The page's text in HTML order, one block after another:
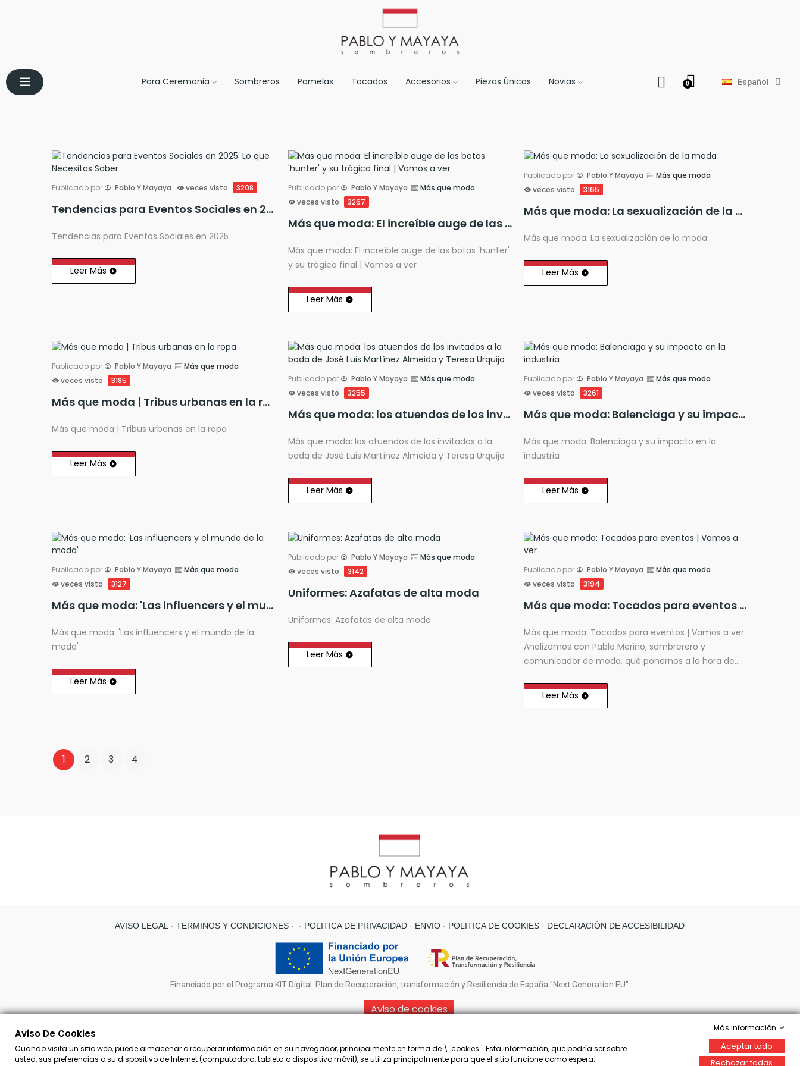
Para Ceremonia Sombreros Pamelas Tocados Accesorios Piezas Únicas Novias Español
Publicado por Pablo Y Mayaya veces visto 3208
Tendencias para Eventos Sociales en 2025: Lo que Necesitas Saber
Tendencias para Eventos Sociales en 2025
Leer Más
Publicado por Pablo Y Mayaya
Más que moda
veces visto
3267
Más que moda: El increíble auge de las botas 'hunter' y su trágico final | Vamos a ver
Más que moda: El increíble auge de las botas 'hunter'
y su trágico final | Vamos a ver
Leer Más
Publicado por Pablo Y Mayaya
Más que moda
veces visto
3165
Más que moda: La sexualización de la moda
Más que moda: La sexualización de la moda
Leer Más
Publicado por Pablo Y Mayaya
Más que moda
veces visto
3185
Más que moda | Tribus urbanas en la ropa
Más que moda | Tribus urbanas en la ropa
Leer Más
Publicado por Pablo Y Mayaya
Más que moda
veces visto
3255
Más que moda: los atuendos de los invitados a la boda de José Luis Martínez Almeida y Teresa Urquijo
Más que moda: los atuendos de los invitados a la
boda de José Luis Martínez Almeida y Teresa Urquijo
Leer Más
Publicado por Pablo Y Mayaya
Más que moda
veces visto
3261
Más que moda: Balenciaga y su impacto en la industria
Más que moda: Balenciaga y su impacto en la
industria
Leer Más
Publicado por Pablo Y Mayaya
Más que moda
veces visto
3127
Más que moda: 'Las influencers y el mundo de la moda'
Más que moda: 'Las influencers y el mundo de la
moda'
Leer Más
Publicado por Pablo Y Mayaya
Más que moda
veces visto
3142
Uniformes: Azafatas de alta moda
Uniformes: Azafatas de alta moda
Leer Más
Publicado por Pablo Y Mayaya
Más que moda
veces visto
3194
Más que moda: Tocados para eventos | Vamos a ver
Más que moda: Tocados para eventos | Vamos a ver
Analizamos con Pablo Merino, sombrerero y
comunicador de moda, qué ponernos a la hora de
Leer Más
1 2 3 4
AVISO LEGAL · TERMINOS Y CONDICIONES · · POLITICA DE PRIVACIDAD · ENVIO · POLITICA DE COOKIES · DECLARACIÓN DE ACCESIBILIDAD
Financiado por el Programa KIT Digital. Plan de Recuperación, transformación y Resiliencia de España "Next Generation EU".
Aviso de cookies
Aviso De Cookies
Cuando visita un sitio web, puede almacenar o recuperar información en su navegador, principalmente en forma de \ 'cookies '. Esta información, que podría ser sobre
usted, sus preferencias o su dispositivo de Internet (computadora, tableta o dispositivo móvil), se utiliza principalmente para que el sitio funcione como espera.
Más información
Aceptar todo
Rechazar todas